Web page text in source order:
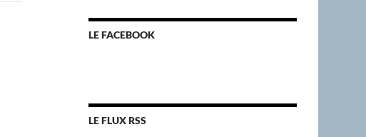
LE FACEBOOK
LE FLUX RSS